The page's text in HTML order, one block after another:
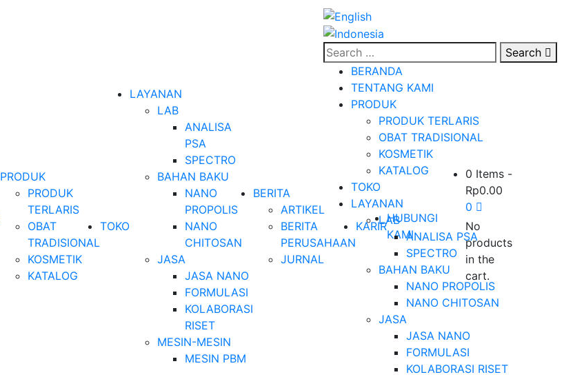
PRODUK
PRODUK
TERLARIS
OBAT
TRADISIONAL
KOSMETIK
KATALOG
TOKO
LAYANAN
LAB
ANALISA
PSA
SPECTRO
BAHAN BAKU
NANO
PROPOLIS
NANO
CHITOSAN
JASA
JASA NANO
FORMULASI
KOLABORASI
RISET
MESIN-MESIN
MESIN PBM
BERITA
ARTIKEL
BERITA
PERUSAHAAN
JURNAL
KARIR
HUBUNGI
KAMI
0 Items -
Rp0.00
0
No
products
in the
cart.
Search
BERANDA
TENTANG KAMI
PRODUK
PRODUK TERLARIS
OBAT TRADISIONAL
KOSMETIK
KATALOG
TOKO
LAYANAN
LAB
ANALISA PSA
SPECTRO
BAHAN BAKU
NANO PROPOLIS
NANO CHITOSAN
JASA
JASA NANO
FORMULASI
KOLABORASI RISET